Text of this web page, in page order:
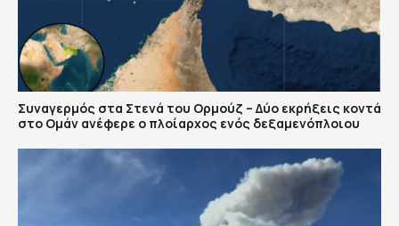
Συναγερμός στα Στενά του Ορμούζ – Δύο εκρήξεις κοντά
στο Ομάν ανέφερε ο πλοίαρχος ενός δεξαμενόπλοιου